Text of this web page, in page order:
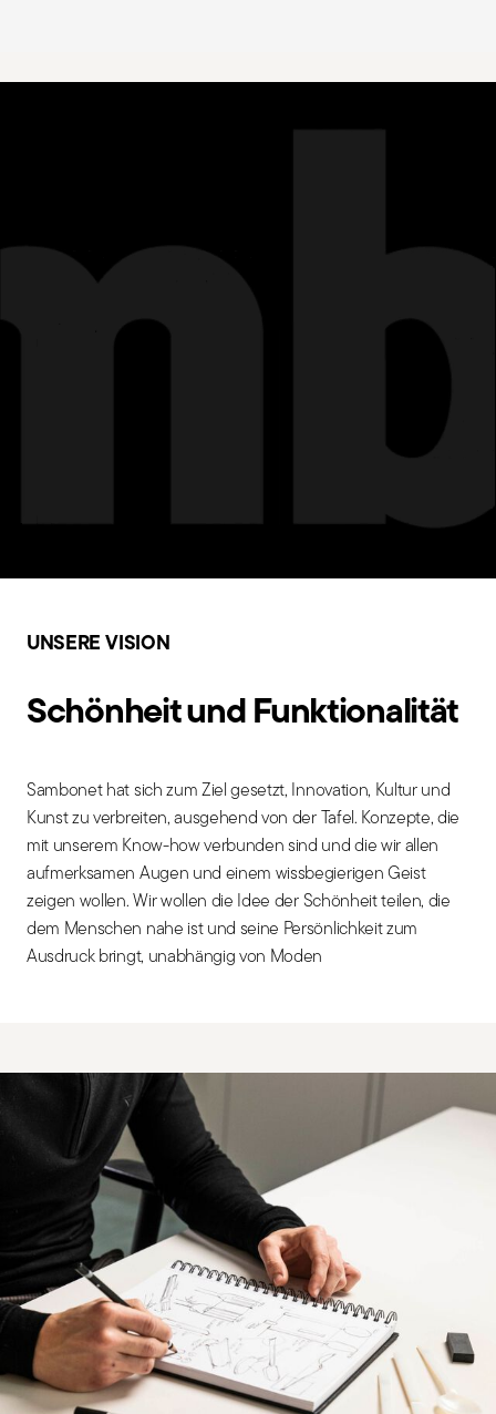
UNSERE VISION
Schönheit und Funktionalität
Sambonet hat sich zum Ziel gesetzt, Innovation, Kultur und
Kunst zu verbreiten, ausgehend von der Tafel. Konzepte, die
mit unserem Know-how verbunden sind und die wir allen
aufmerksamen Augen und einem wissbegierigen Geist
zeigen wollen. Wir wollen die Idee der Schönheit teilen, die
dem Menschen nahe ist und seine Persönlichkeit zum
Ausdruck bringt, unabhängig von Moden